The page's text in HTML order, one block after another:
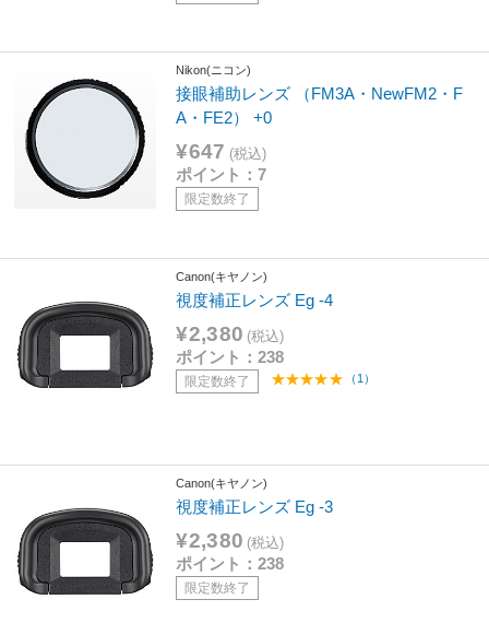
Nikon(ニコン)
接眼補助レンズ （FM3A・NewFM2・F
A・FE2） +0
¥647 (税込)
ポイント：7
限定数終了
Canon(キヤノン)
視度補正レンズ Eg -4
¥2,380 (税込)
ポイント：238
限定数終了 （1）
Canon(キヤノン)
視度補正レンズ Eg -3
¥2,380 (税込)
ポイント：238
限定数終了